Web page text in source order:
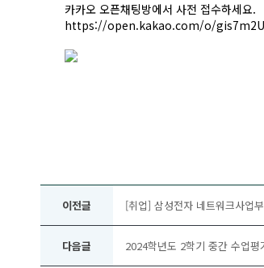
카카오 오픈채팅방에서 사전 접수하세요.
https://open.kakao.com/o/
이전글 [취업] 삼성전자 네트워크사업
다음글 2024학년도 2학기 중간 수업